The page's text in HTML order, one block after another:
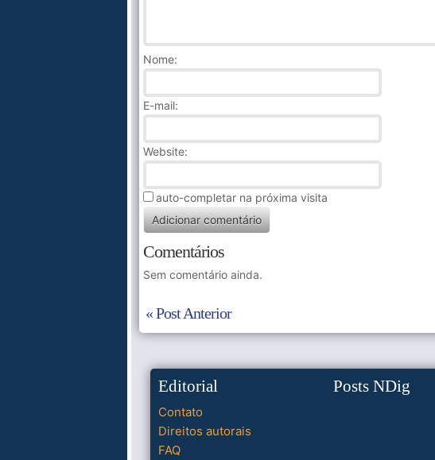
Nome:
E-mail:
Website:
auto-completar na próxima visita
Comentários
Sem comentário ainda.
« Post Anterior
Editorial
Contato
Direitos autorais
FAQ
Posts NDig